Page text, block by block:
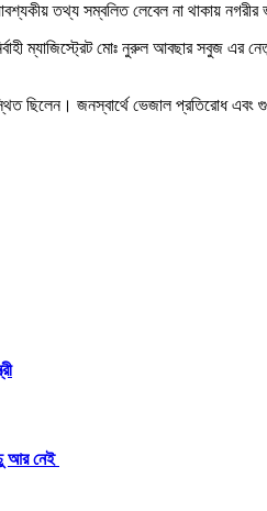
তথ্য সম্বলিত লেবেল না থাকায় নগরীর
ম্যাজিস্ট্রেট মোঃ নুরুল আবছার সবুজ এর
ছিলেন। জনস্বার্থে ভেজাল প্রতিরোধ এবং
আর নেই